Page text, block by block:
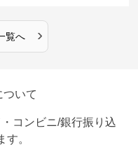
覧へ ›
ついて
コンビニ/銀行振り込
。